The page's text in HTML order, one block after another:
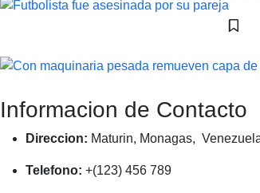
Informacion de Contacto
Direccion: Maturin, Monagas,
Telefono: +(123) 456 789